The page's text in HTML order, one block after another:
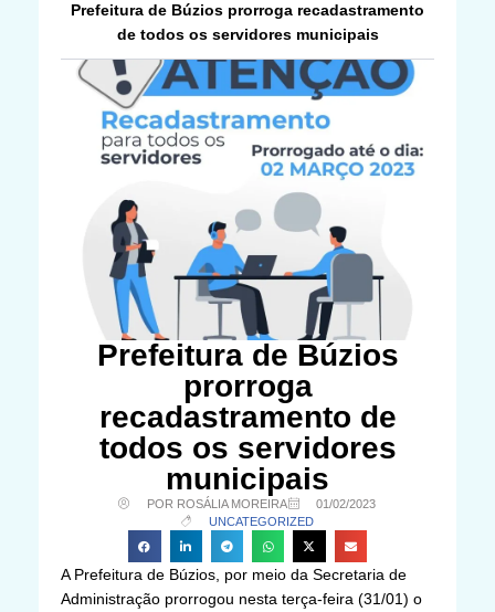
Prefeitura de Búzios prorroga recadastramento
de todos os servidores municipais
Prefeitura de Búzios
prorroga
recadastramento de
todos os servidores
municipais
POR ROSÁLIA MOREIRA
01/02/2023
UNCATEGORIZED
A Prefeitura de Búzios, por meio da Secretaria de
Administração prorrogou nesta terça-feira (31/01) o